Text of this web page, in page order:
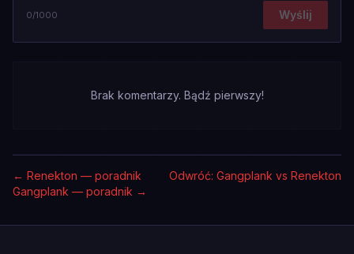
0/1000 Wyślij
Brak komentarzy. Bądź pierwszy!
← Renekton — poradnik
Odwróć: Gangplank vs Renekton
Gangplank — poradnik →